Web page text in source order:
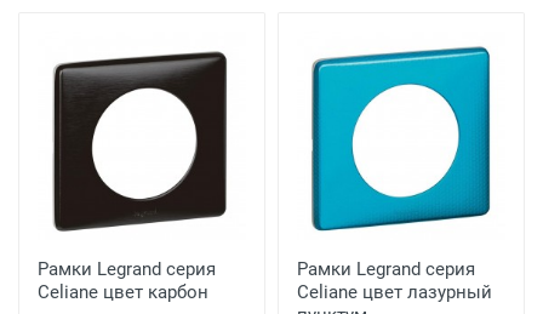
Рамки Legrand серия
Celiane цвет карбон
Рамки Legrand серия
Celiane цвет лазурный